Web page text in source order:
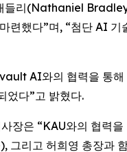
리(Nathaniel
련했다”며, “첨단 AI
AI와의 협력을 통해
었다”고 밝혔다.
은 “KAU와의 협력을
리고 허희영 총장과